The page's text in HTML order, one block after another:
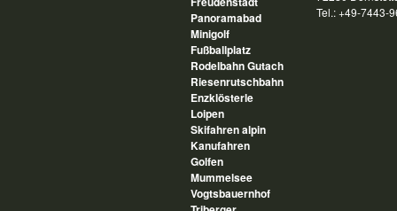
Panoramabad
Minigolf
Fußballplatz
Rodelbahn Gutach
Riesenrutschbahn
Enzklösterle
Loipen
Skifahren alpin
Kanufahren
Golfen
Mummelsee
Vogtsbauernhof
Tel.: +49-7443-